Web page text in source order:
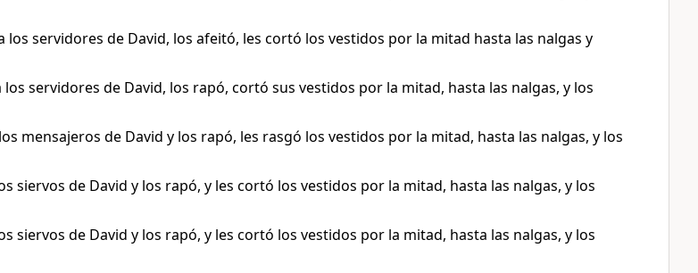
los servidores de David, los afeitó, les cortó los vestidos por la mitad hasta las nalgas y
servidores de David, los rapó, cortó sus vestidos por la mitad, hasta las nalgas, y los
mensajeros de David y los rapó, les rasgó los vestidos por la mitad, hasta las nalgas, y los
siervos de David y los rapó, y les cortó los vestidos por la mitad, hasta las nalgas, y los
siervos de David y los rapó, y les cortó los vestidos por la mitad, hasta las nalgas, y los